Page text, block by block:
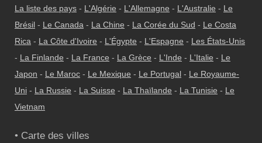
La liste des pays - L'Algérie - L'Allemagne - L'Australie - Le
Brésil - Le Canada - La Chine - La Corée du Sud - Le Costa
Rica - La Côte d'Ivoire - L'Égypte - L'Espagne - Les États-Unis
- La Finlande - La France - La Grèce - L'Inde - L'Italie - Le
Japon - Le Maroc - Le Mexique - Le Portugal - Le Royaume-
Uni - La Russie - La Suisse - La Thaïlande - La Tunisie - Le
Vietnam
• Carte des villes